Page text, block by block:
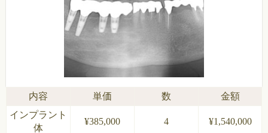
内容 単価 数
金額
インプラント
体
¥385,000 4 ¥1,540,000